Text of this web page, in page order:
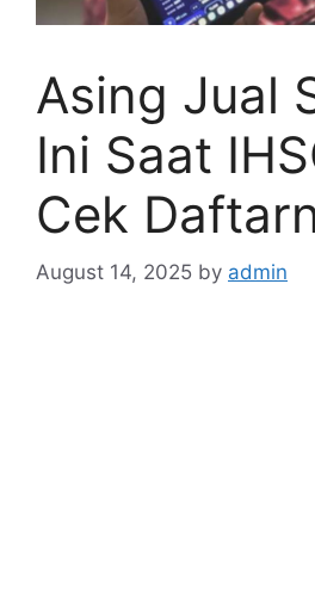
Asing Jual
Ini Saat
Cek
August 14, 2025 by admin